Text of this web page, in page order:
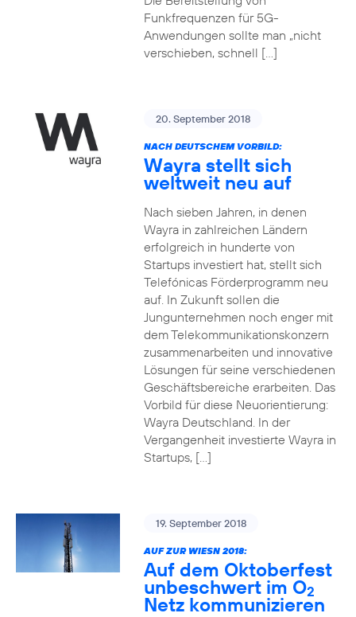
Funkfrequenzen für 5G-
Anwendungen sollte man „nicht
verschieben, schnell […]
20. September 2018
NACH DEUTSCHEM VORBILD:
Wayra stellt sich
weltweit neu auf
Nach sieben Jahren, in denen
Wayra in zahlreichen Ländern
erfolgreich in hunderte von
Startups investiert hat, stellt sich
Telefónicas Förderprogramm neu
auf. In Zukunft sollen die
Jungunternehmen noch enger mit
dem Telekommunikationskonzern
zusammenarbeiten und innovative
Lösungen für seine verschiedenen
Geschäftsbereiche erarbeiten. Das
Vorbild für diese Neuorientierung:
Wayra Deutschland. In der
Vergangenheit investierte Wayra in
Startups, […]
19. September 2018
AUF ZUR WIESN 2018:
Auf dem Oktoberfest
unbeschwert im O2
Netz kommunizieren